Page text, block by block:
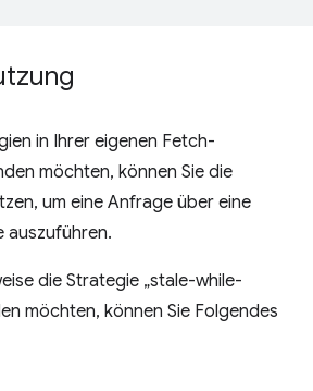
in Ihrer eigenen Fetch-
möchten, können Sie die
um eine Anfrage über eine
auszuführen.
die Strategie „stale-while-
möchten, können Sie Folgendes